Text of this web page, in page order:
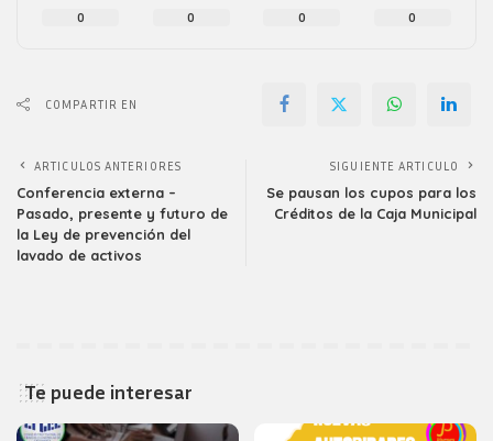
0 0 0 0
COMPARTIR EN
ARTICULOS ANTERIORES
Conferencia externa –
Pasado, presente y futuro de
la Ley de prevención del
lavado de activos
SIGUIENTE ARTICULO
Se pausan los cupos para los
Créditos de la Caja Municipal
Te puede interesar